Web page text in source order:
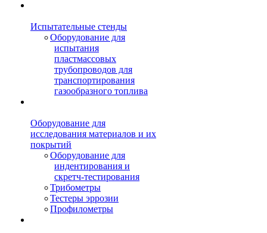
Испытательные стенды
Оборудование для
испытания
пластмассовых
трубопроводов для
транспортирования
газообразного топлива
Оборудование для
исследования материалов и их
покрытий
Оборудование для
индентирования и
скретч-тестирования
Трибометры
Тестеры эррозии
Профилометры